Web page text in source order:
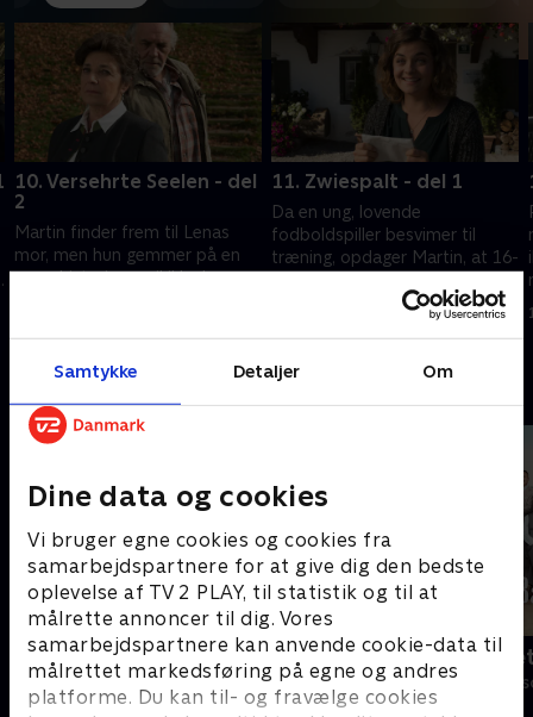
Samtykke Detaljer Om
Dine data og cookies
Vi bruger egne cookies og cookies fra
samarbejdspartnere for at give dig den bedste
oplevelse af TV 2 PLAY, til statistik og til at
målrette annoncer til dig. Vores
samarbejdspartnere kan anvende cookie-data til
målrettet markedsføring på egne og andres
platforme. Du kan til- og fravælge cookies
10. Versehrte Seelen - del
2
Martin finder frem til Lenas
mor, men hun gemmer på en
grum historie og vil ikke have
undgå Ludwig.
11. Zwiespalt - del 1
Da en ung, lovende
fodboldspiller besvimer til
træning, opdager Martin, at 16-
hjertesygdom, der er
forbundet med stress.
9. januar 2020 • 43 min
Bjergets helte
Drama • 15 sæsoner Drama • 10